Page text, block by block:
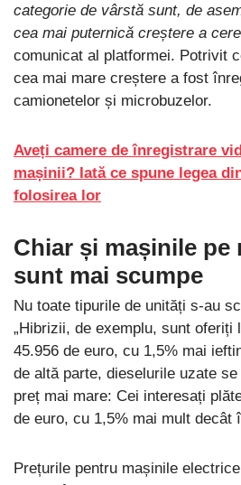
categorie de vârstă sunt, de
cea mai puternică creștere a
comunicat al platformei. Potrivit
cea mai mare creștere a fost
camionetelor și microbuzelor.
Aveți camere de înregistrare
mașinii? Iată ce spune legea
folosirea lor
Chiar și mașinile pe
sunt mai scumpe
Nu toate tipurile de unități s-au
„Hibrizii, de exemplu, sunt oferiți
45.956 de euro, cu 1,5% mai
de altă parte, dieselurile uzate
preț mai mare: Cei interesați
de euro, cu 1,5% mai mult decât
Prețurile pentru mașinile